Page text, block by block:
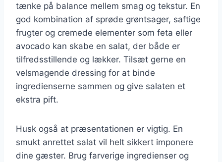
tænke på balance mellem smag og tekstur. En
god kombination af sprøde grøntsager, saftige
frugter og cremede elementer som feta eller
avocado kan skabe en salat, der både er
tilfredsstillende og lækker. Tilsæt gerne en
velsmagende dressing for at binde
ingredienserne sammen og give salaten et
ekstra pift.
Husk også at præsentationen er vigtig. En
smukt anrettet salat vil helt sikkert imponere
dine gæster. Brug farverige ingredienser og